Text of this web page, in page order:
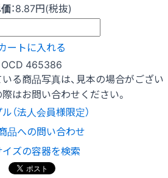
：8.87円(税抜)
ートに入れる
OCD 465386
る商品写真は、見本の場合がござい
はお問い合わせください。
（法人会員様限定）
品への問い合わせ
イズの容器を検索